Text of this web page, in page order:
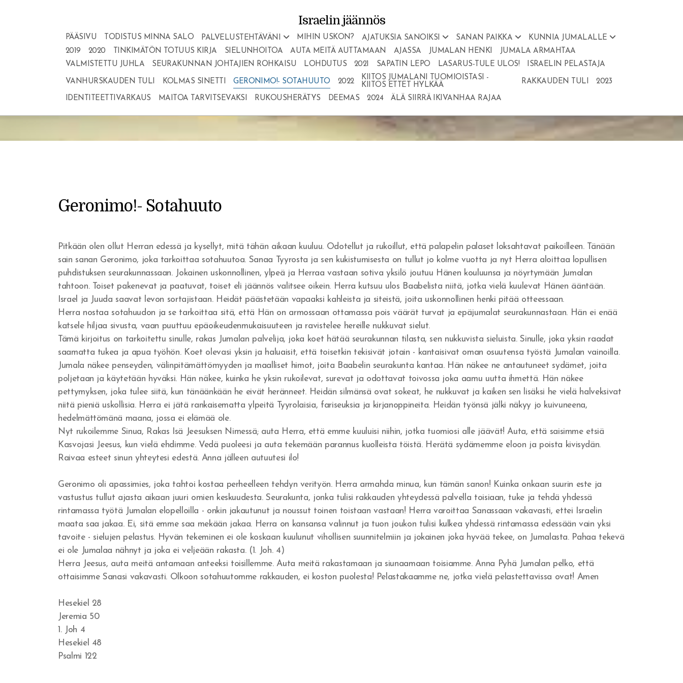
Israelin jäännös
PÄÄSIVU TODISTUS MINNA SALO PALVELUSTEHTÄVÄNI MIHIN USKON? AJATUKSIA SANOIKSI SANAN PAIKKA
KUNNIA JUMALALLE
2019
2020 TINKIMÄTÖN TOTUUS KIRJA SIELUNHOITOA AUTA MEITÄ AUTTAMAAN AJASSA JUMALAN HENKI
JUMALA ARMAHTAA
VALMISTETTU JUHLA
SEURAKUNNAN JOHTAJIEN ROHKAISU LOHDUTUS 2021 SAPATIN LEPO LASARUS-TULE ULOS! ISRAELIN PELASTAJA
VANHURSKAUDEN TULI KOLMAS SINETTI GERONIMO!- SOTAHUUTO 2022
KIITOS JUMALANI TUOMIOISTASI -
KIITOS ETTET HYLKÄÄ
RAKKAUDEN TULI 2023
IDENTITEETTIVARKAUS MAITOA TARVITSEVAKSI RUKOUSHERÄTYS DEEMAS 2024 ÄLÄ SIIRRÄ IKIVANHAA RAJAA
Geronimo!
Geronimo!- Sotahuuto
Pitkään olen ollut Herran edessä ja kysellyt, mitä tähän aikaan kuuluu. Odotellut ja rukoillut, että palapelin palaset loksahtavat paikoilleen. Tänään
sain sanan Geronimo, joka tarkoittaa sotahuutoa. Sanaa Tyyrosta ja sen kukistumisesta on tullut jo kolme vuotta ja nyt Herra aloittaa lopullisen
puhdistuksen seurakunnassaan. Jokainen uskonnollinen, ylpeä ja Herraa vastaan sotiva yksilö joutuu Hänen kouluunsa ja nöyrtymään Jumalan
tahtoon. Toiset pakenevat ja paatuvat, toiset eli jäännös valitsee oikein. Herra kutsuu ulos Baabelista niitä, jotka vielä kuulevat Hänen ääntään.
Israel ja Juuda saavat levon sortajistaan. Heidät päästetään vapaaksi kahleista ja siteistä, joita uskonnollinen henki pitää otteessaan.
Herra nostaa sotahuudon ja se tarkoittaa sitä, että Hän on armossaan ottamassa pois väärät turvat ja epäjumalat seurakunnastaan. Hän ei enää
katsele hiljaa sivusta, vaan puuttuu epäoikeudenmukaisuuteen ja ravistelee hereille nukkuvat sielut.
Tämä kirjoitus on tarkoitettu sinulle, rakas Jumalan palvelija, joka koet hätää seurakunnan tilasta, sen nukkuvista sieluista. Sinulle, joka yksin raadat
saamatta tukea ja apua työhön. Koet olevasi yksin ja haluaisit, että toisetkin tekisivät jotain - kantaisivat oman osuutensa työstä Jumalan vainoilla.
Jumala näkee penseyden, välinpitämättömyyden ja maalliset himot, joita Baabelin seurakunta kantaa. Hän näkee ne antautuneet sydämet, joita
poljetaan ja käytetään hyväksi. Hän näkee, kuinka he yksin rukoilevat, surevat ja odottavat toivossa joka aamu uutta ihmettä. Hän näkee
pettymyksen, joka tulee siitä, kun tänäänkään he eivät heränneet. Heidän silmänsä ovat sokeat, he nukkuvat ja kaiken sen lisäksi he vielä halveksivat
niitä pieniä uskollisia. Herra ei jätä rankaisematta ylpeitä Tyyrolaisia, fariseuksia ja kirjanoppineita. Heidän työnsä jälki näkyy jo kuivuneena,
hedelmättömänä maana, jossa ei elämää ole.
Nyt rukoilemme Sinua, Rakas Isä Jeesuksen Nimessä; auta Herra, että emme kuuluisi niihin, jotka tuomiosi alle jäävät! Auta, että saisimme etsiä
Kasvojasi Jeesus, kun vielä ehdimme. Vedä puoleesi ja auta tekemään parannus kuolleista töistä. Herätä sydämemme eloon ja poista kivisydän.
Raivaa esteet sinun yhteytesi edestä. Anna jälleen autuutesi ilo!
Geronimo oli apassimies, joka tahtoi kostaa perheelleen tehdyn verityön. Herra armahda minua, kun tämän sanon! Kuinka onkaan suurin este ja
vastustus tullut ajasta aikaan juuri omien keskuudesta. Seurakunta, jonka tulisi rakkauden yhteydessä palvella toisiaan, tuke ja tehdä yhdessä
rintamassa työtä Jumalan elopelloilla - onkin jakautunut ja noussut toinen toistaan vastaan! Herra varoittaa Sanassaan vakavasti, ettei Israelin
maata saa jakaa. Ei, sitä emme saa mekään jakaa. Herra on kansansa valinnut ja tuon joukon tulisi kulkea yhdessä rintamassa edessään vain yksi
tavoite - sielujen pelastus. Hyvän tekeminen ei ole koskaan kuulunut vihollisen suunnitelmiin ja jokainen joka hyvää tekee, on Jumalasta. Pahaa tekevä
ei ole Jumalaa nähnyt ja joka ei veljeään rakasta. (1. Joh. 4)
Herra Jeesus, auta meitä antamaan anteeksi toisillemme. Auta meitä rakastamaan ja siunaamaan toisiamme. Anna Pyhä Jumalan pelko, että
ottaisimme Sanasi vakavasti. Olkoon sotahuutomme rakkauden, ei koston puolesta! Pelastakaamme ne, jotka vielä pelastettavissa ovat! Amen
Hesekiel 28
Jeremia 50
1. Joh 4
Hesekiel 48
Psalmi 122